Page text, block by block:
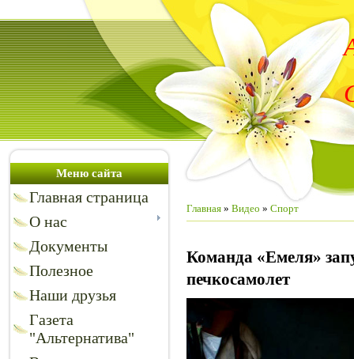
Меню сайта
Главная страница
О нас
Документы
Полезное
Наши друзья
Газета
"Альтернатива"
Главная » Видео » Спорт
Команда «Емеля»
печкосамолет